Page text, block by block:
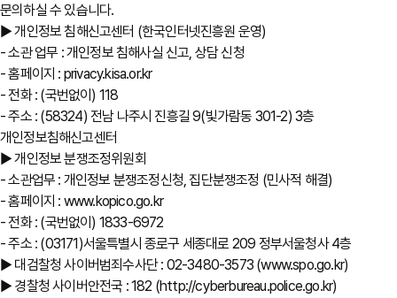
문의하실 수 있습니다.
▶ 개인정보 침해신고센터 (한국인터넷진흥원 운영)
- 소관 업무 : 개인정보 침해사실 신고, 상담 신청
- 홈페이지 : privacy.kisa.or.kr
- 전화 : (국번없이) 118
- 주소 : (58324) 전남 나주시 진흥길 9(빛가람동 301-2) 3층
개인정보침해신고센터
▶ 개인정보 분쟁조정위원회
- 소관업무 : 개인정보 분쟁조정신청, 집단분쟁조정 (민사적 해결)
- 홈페이지 : www.kopico.go.kr
- 전화 : (국번없이) 1833-6972
- 주소 : (03171)서울특별시 종로구 세종대로 209 정부서울청사 4층
▶ 대검찰청 사이버범죄수사단 : 02-3480-3573 (www.spo.go.kr)
▶ 경찰청 사이버안전국 : 182 (http://cyberbureau.police.go.kr)